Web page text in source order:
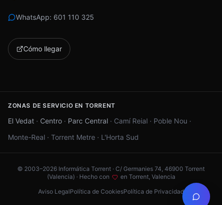
WhatsApp: 601 110 325
Cómo llegar
ZONAS DE SERVICIO EN TORRENT
El Vedat · Centro · Parc Central · Camí Reial · Poble Nou ·
Monte-Real · Torrent Metre · L'Horta Sud
© 2003–2026 Informática Torrent · C/ Germanies 74, 46900 Torrent
(Valencia) · Hecho con
en Torrent, Valencia
Aviso LegalPolítica de CookiesPolítica de Privacidad